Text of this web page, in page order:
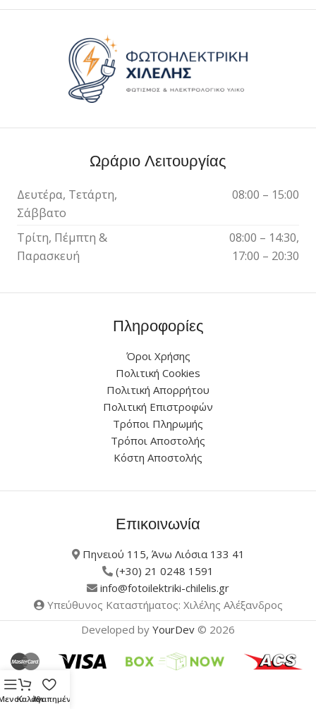
Ωράριο Λειτουργίας
Δευτέρα, Τετάρτη,
Σάββατο
08:00 – 15:00
Τρίτη, Πέμπτη &
Παρασκευή
08:00 – 14:30,
17:00 – 20:30
Πληροφορίες
Όροι Χρήσης
Πολιτική Cookies
Πολιτική Απορρήτου
Πολιτική Επιστροφών
Τρόποι Πληρωμής
Τρόποι Αποστολής
Κόστη Αποστολής
Επικοινωνία
Πηνειού 115, Άνω Λιόσια 133 41
(+30) 21 0248 1591
info@fotoilektriki-chilelis.gr
Υπεύθυνος Καταστήματος: Χιλέλης Αλέξανδρος
Developed by YourDev © 2026
ΚαλάθιΑγαπημένα